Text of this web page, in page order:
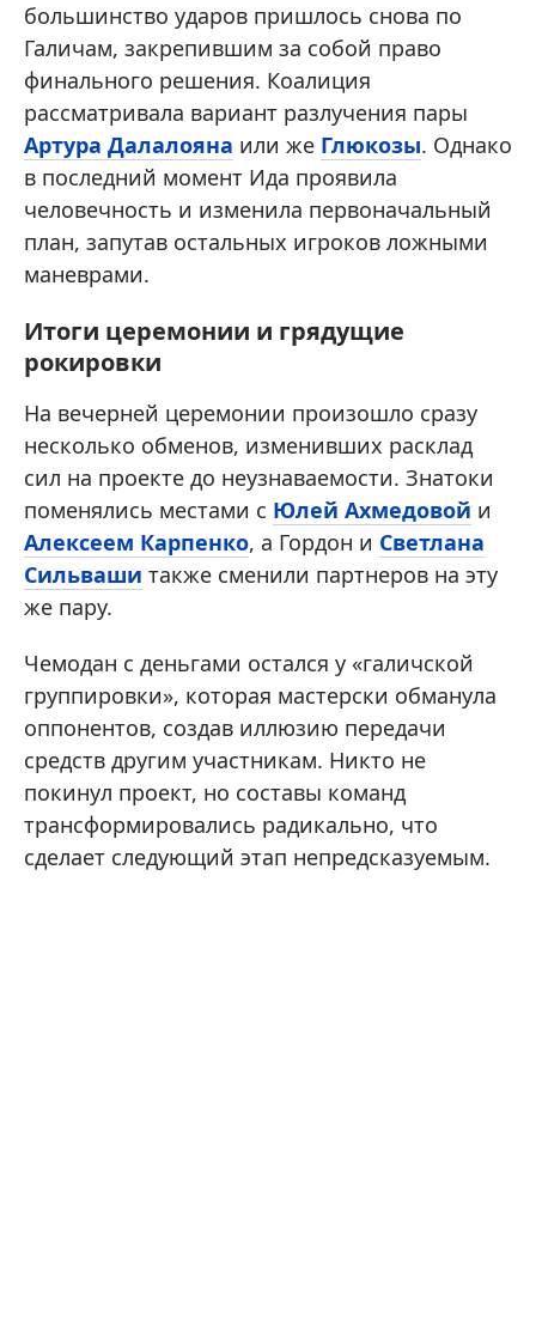
большинство ударов пришлось снова по
Галичам, закрепившим за собой право
финального решения. Коалиция
рассматривала вариант разлучения пары
Артура Далалояна или же Глюкозы. Однако
в последний момент Ида проявила
человечность и изменила первоначальный
план, запутав остальных игроков ложными
маневрами.
Итоги церемонии и грядущие
рокировки
На вечерней церемонии произошло сразу
несколько обменов, изменивших расклад
сил на проекте до неузнаваемости. Знатоки
поменялись местами с Юлей Ахмедовой и
Алексеем Карпенко, а Гордон и Светлана
Сильваши также сменили партнеров на эту
же пару.
Чемодан с деньгами остался у «галичской
группировки», которая мастерски обманула
оппонентов, создав иллюзию передачи
средств другим участникам. Никто не
покинул проект, но составы команд
трансформировались радикально, что
сделает следующий этап непредсказуемым.